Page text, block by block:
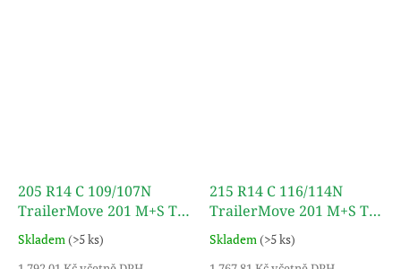
205 R14 C 109/107N
TrailerMove 201 M+S TL
TURON
Skladem(>5 ks)
215 R14 C 116/114N
TrailerMove 201 M+S TL
TURON
Skladem(>5 ks)